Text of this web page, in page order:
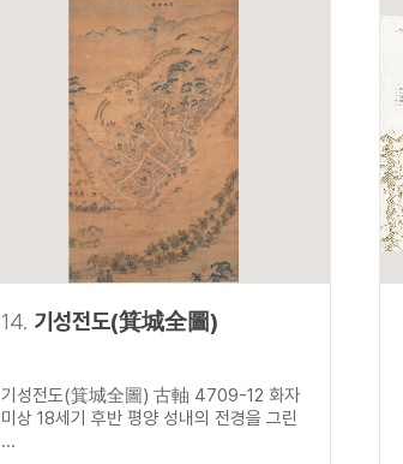
14. 기성전도(箕城全圖)
기성전도(箕城全圖) 古軸 4709-12 화자
미상 18세기 후반 평양 성내의 전경을 그린
...